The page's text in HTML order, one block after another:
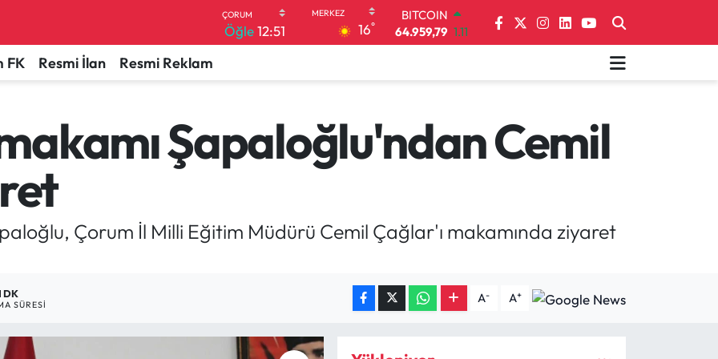
Öğle12:51 16°
64.959,79
DOLAR
47,7436 0.18
GRAM ALTIN
6660.55 0.03
BİST100
FK Resmi İlan Resmi Reklam
Şapaloğlu'ndan Cemil
Çorum İl Milli Eğitim Müdürü Cemil Çağlar'ı makamında ziyaret
DK
SÜRESI A- A+